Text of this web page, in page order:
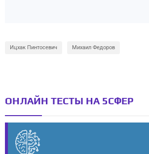
Ицхак Пинтосевич Михаил Федоров
ОНЛАЙН ТЕСТЫ НА 5СФЕР